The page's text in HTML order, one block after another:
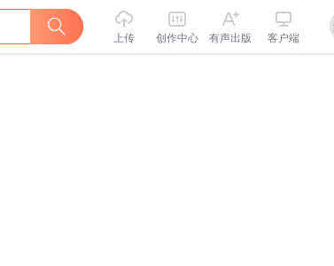
上传 创作中心 有声出版 客户端